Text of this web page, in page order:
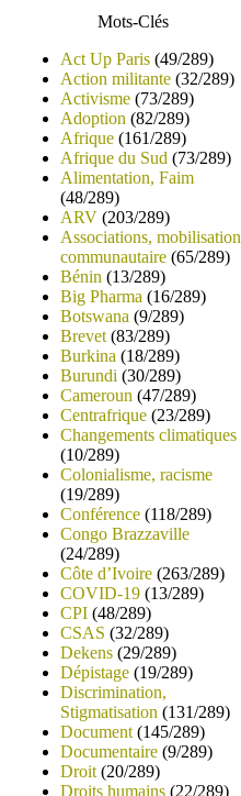
Mots-Clés
Act Up Paris (49/289)
Action militante (32/289)
Activisme (73/289)
Adoption (82/289)
Afrique (161/289)
Afrique du Sud (73/289)
Alimentation, Faim
(48/289)
ARV (203/289)
Associations, mobilisation
communautaire (65/289)
Bénin (13/289)
Big Pharma (16/289)
Botswana (9/289)
Brevet (83/289)
Burkina (18/289)
Burundi (30/289)
Cameroun (47/289)
Centrafrique (23/289)
Changements climatiques
(10/289)
Colonialisme, racisme
(19/289)
Conférence (118/289)
Congo Brazzaville
(24/289)
Côte d’Ivoire (263/289)
COVID-19 (13/289)
CPI (48/289)
CSAS (32/289)
Dekens (29/289)
Dépistage (19/289)
Discrimination,
Stigmatisation (131/289)
Document (145/289)
Documentaire (9/289)
Droit (20/289)
Droits humains (22/289)